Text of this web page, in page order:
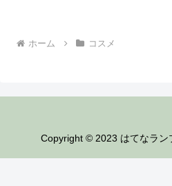
ホーム コスメ
Copyright © 2023 はてなラン